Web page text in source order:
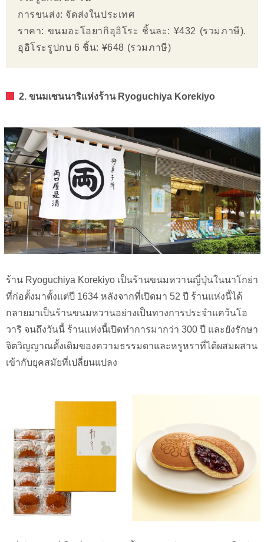
การขนส่ง: จัดส่งในประเทศ
ราคา: ขนมอะโอยากิอุอิโระ ชิ้นละ: ¥432 (รวมภาษี).
อุอิโระรูปกบ 6 ชิ้น: ¥648 (รวมภาษี)
2. ขนมเซนนาริแห่งร้าน Ryoguchiya Korekiyo
ร้าน Ryoguchiya Korekiyo เป็นร้านขนมหวานญี่ปุ่นในนาโกย่า
ที่ก่อตั้งมาตั้งแต่ปี 1634 หลังจากที่เปิดมา 52 ปี ร้านแห่งนี้ได้
กลายมาเป็นร้านขนมหวานอย่างเป็นทางการประจำแคว้นโอ
วาริ จนถึงวันนี้ ร้านแห่งนี้เปิดทำการมากว่า 300 ปี และยังรักษา
จิตวิญญาณดั้งเดิมของความธรรมดาและหรูหราที่ได้ผสมผสาน
เข้ากับยุคสมัยที่เปลี่ยนแปลง